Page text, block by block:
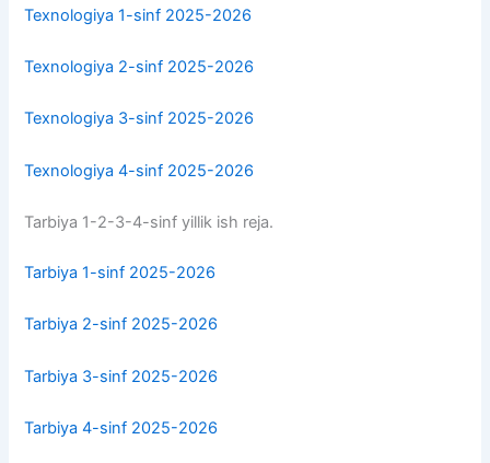
Texnologiya 1-sinf 2025-2026
Texnologiya 2-sinf 2025-2026
Texnologiya 3-sinf 2025-2026
Texnologiya 4-sinf 2025-2026
Tarbiya 1-2-3-4-sinf yillik ish reja.
Tarbiya 1-sinf 2025-2026
Tarbiya 2-sinf 2025-2026
Tarbiya 3-sinf 2025-2026
Tarbiya 4-sinf 2025-2026